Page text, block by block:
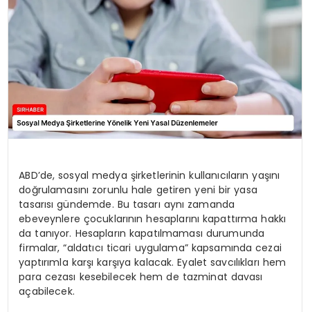
ABD’de, sosyal medya şirketlerinin kullanıcıların yaşını
doğrulamasını zorunlu hale getiren yeni bir yasa
tasarısı gündemde. Bu tasarı aynı zamanda
ebeveynlere çocuklarının hesaplarını kapattırma hakkı
da tanıyor. Hesapların kapatılmaması durumunda
firmalar, “aldatıcı ticari uygulama” kapsamında cezai
yaptırımla karşı karşıya kalacak. Eyalet savcılıkları hem
para cezası kesebilecek hem de tazminat davası
açabilecek.